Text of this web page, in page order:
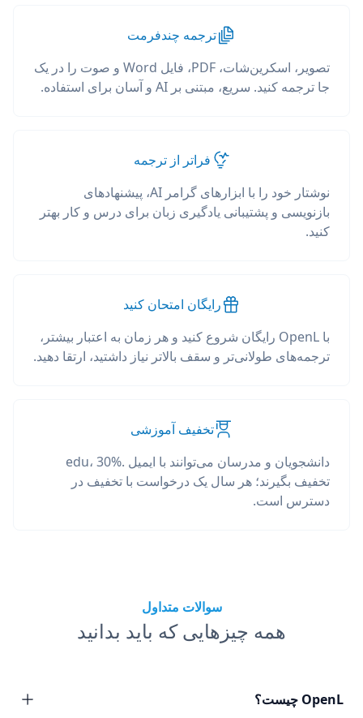
ترجمه چندفرمت
تصویر، اسکرین‌شات، PDF، فایل Word و صوت را در یک
جا ترجمه کنید. سریع، مبتنی بر AI و آسان برای استفاده.
فراتر از ترجمه
نوشتار خود را با ابزارهای گرامر AI، پیشنهادهای
بازنویسی و پشتیبانی یادگیری زبان برای درس و کار بهتر
کنید.
رایگان امتحان کنید
با OpenL رایگان شروع کنید و هر زمان به اعتبار بیشتر،
ترجمه‌های طولانی‌تر و سقف بالاتر نیاز داشتید، ارتقا دهید.
تخفیف آموزشی
دانشجویان و مدرسان می‌توانند با ایمیل .edu، 30%
تخفیف بگیرند؛ هر سال یک درخواست با تخفیف در
دسترس است.
سوالات متداول
همه چیزهایی که باید بدانید
OpenL چیست؟